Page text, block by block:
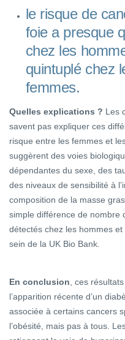
le risque de
foiea presque
chez les
quintuplé chez
femmes.
Quelles explications ? Les
savent pas expliquer ces
risque entre les femmes et
suggèrent des voies
dépendantes du sexe, des
des niveaux de sensibilité à
composition de la masse
simple différence de nombre
détectés chez les hommes
sein de la UK Bio Bank.
En conclusion , ces
l’apparition récente d’un
associée à certains cancers
l’obésité, mais pas à tous.